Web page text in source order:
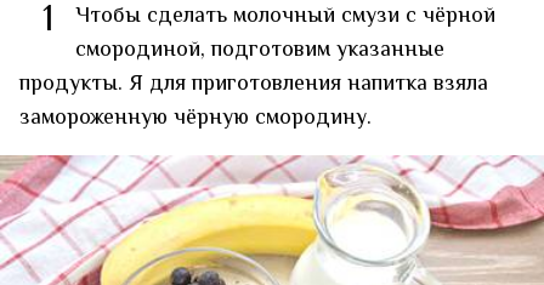
1
Чтобы сделать молочный смузи с чёрной
смородиной, подготовим указанные
продукты. Я для приготовления напитка взяла
замороженную чёрную смородину.